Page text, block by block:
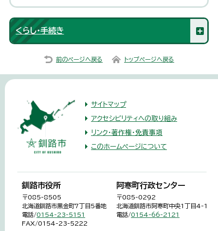
くらし・手続き
前のページへ戻る トップページへ戻る
サイトマップ
アクセシビリティへの取り組み
リンク・著作権・免責事項
このホームページについて
釧路市役所
〒085-8505
北海道釧路市黒金町7丁目5番地
電話/0154-23-5151
FAX/0154-23-5222
阿寒町行政センター
〒085-0292
北海道釧路市阿寒町中央1丁目4-1
電話/0154-66-2121